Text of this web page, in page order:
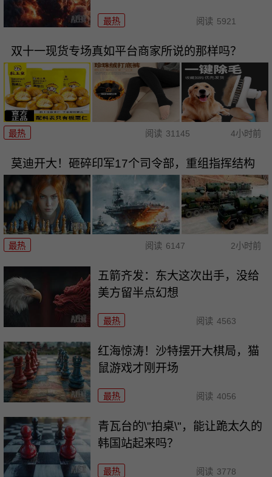
最热 阅读 5921
双十一现货专场真如平台商家所说的那样吗？
最热 阅读 31145 4小时前
莫迪开大！砸碎印军17个司令部，重组指挥结构
最热 阅读 6147 2小时前
五箭齐发：东大这次出手，没给
美方留半点幻想
最热 阅读 4563
红海惊涛！沙特摆开大棋局，猫
鼠游戏才刚开场
最热 阅读 4056
青瓦台的\"拍桌\"，能让跪太久的
韩国站起来吗？
最热 阅读 3778